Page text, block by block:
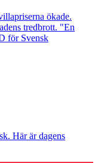
ökade.
tredbrott. "En
för Svensk
Här är dagens